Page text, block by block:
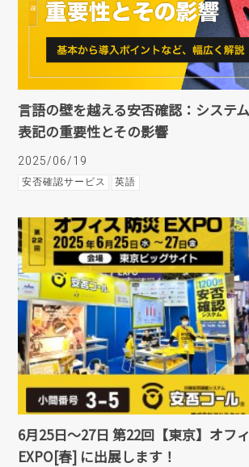
言語の壁を越える安否確認：システ
表記の重要性とその影響
2025/06/19
安否確認サービス 英語
6月25日～27日 第22回【東京】オフ
EXPO[春] に出展します！